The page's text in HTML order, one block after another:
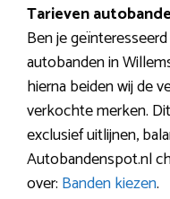
Tarieven
Ben je
autobanden in
hierna beiden wij de
verkochte merken.
exclusief uitlijnen,
Autobandenspot.nl
over: Banden kiezen.